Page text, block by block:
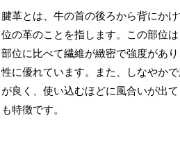
腱革とは、牛の首の後ろから背にか
位の革のことを指します。この部位
部位に比べて繊維が緻密で強度があり
性に優れています。また、しなやかで
が良く、使い込むほどに風合いが出
も特徴です。